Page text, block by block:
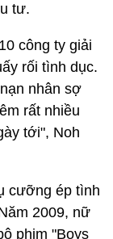
tư.
công ty giải
rối tình dục.
nhân sợ
rất nhiều
tới", Noh
cưỡng ép tình
2009, nữ
phim "Boys